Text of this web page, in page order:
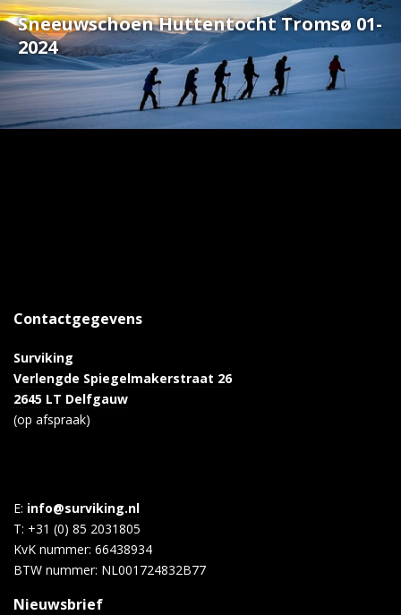
Blog
Gear reviews
Navigeren & Oriënteren
Sneeuwschoen Huttentocht Tromsø 01-
2024
Contactgegevens
Surviking
Verlengde Spiegelmakerstraat 26
2645 LT Delfgauw
(op afspraak)
E: info@surviking.nl
T: +31 (0) 85 2031805
KvK nummer: 66438934
BTW nummer: NL001724832B77
Nieuwsbrief